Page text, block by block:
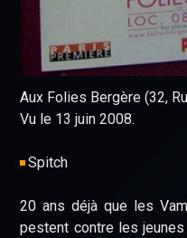
Aux Folies Bergère (32,
Vu le 13 juin 2008.
Spitch
20 ans déjà que les
pestent contre les